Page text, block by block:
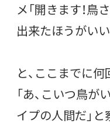
メ「開きます！
出来たほうがいい
と、ここまでに
「あ、こいつ鳥
イプの人間だ」